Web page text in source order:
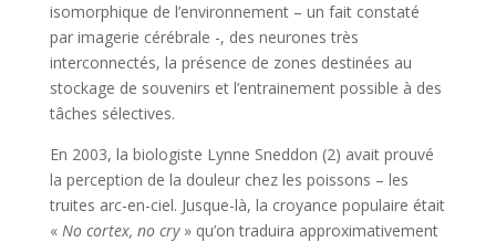
isomorphique de l’environnement – un fait constaté
par imagerie cérébrale -, des neurones très
interconnectés, la présence de zones destinées au
stockage de souvenirs et l’entrainement possible à des
tâches sélectives.
En 2003, la biologiste Lynne Sneddon (2) avait prouvé
la perception de la douleur chez les poissons – les
truites arc-en-ciel. Jusque-là, la croyance populaire était
« No cortex, no cry» qu’on traduira approximativement